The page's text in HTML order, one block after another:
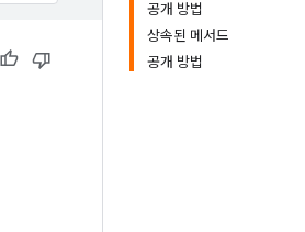
공개 방법
상속된 메서드
공개 방법